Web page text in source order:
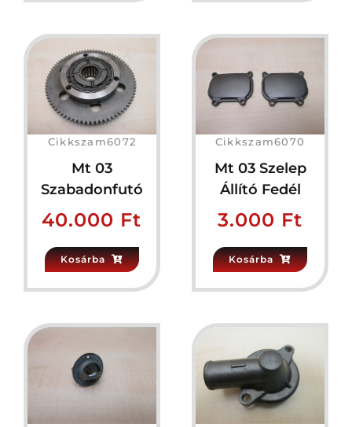
Cikkszam6072
Mt 03
Szabadonfutó
40.000 Ft
Kosárba
Cikkszam6070
Mt 03 Szelep
Állító Fedél
3.000 Ft
Kosárba